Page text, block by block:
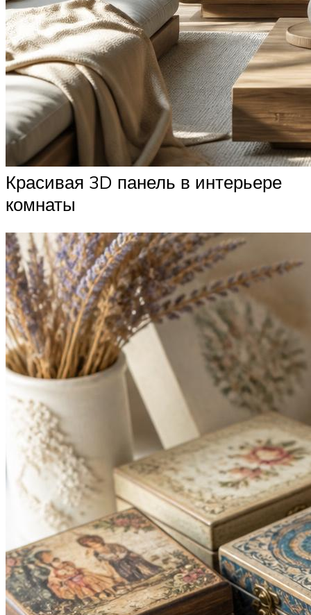
Красивая 3D панель в интерьере
комнаты